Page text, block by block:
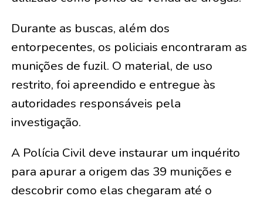
Durante as buscas, além dos
entorpecentes, os policiais encontraram as
munições de fuzil. O material, de uso
restrito, foi apreendido e entregue às
autoridades responsáveis pela
investigação.
A Polícia Civil deve instaurar um inquérito
para apurar a origem das 39 munições e
descobrir como elas chegaram até o